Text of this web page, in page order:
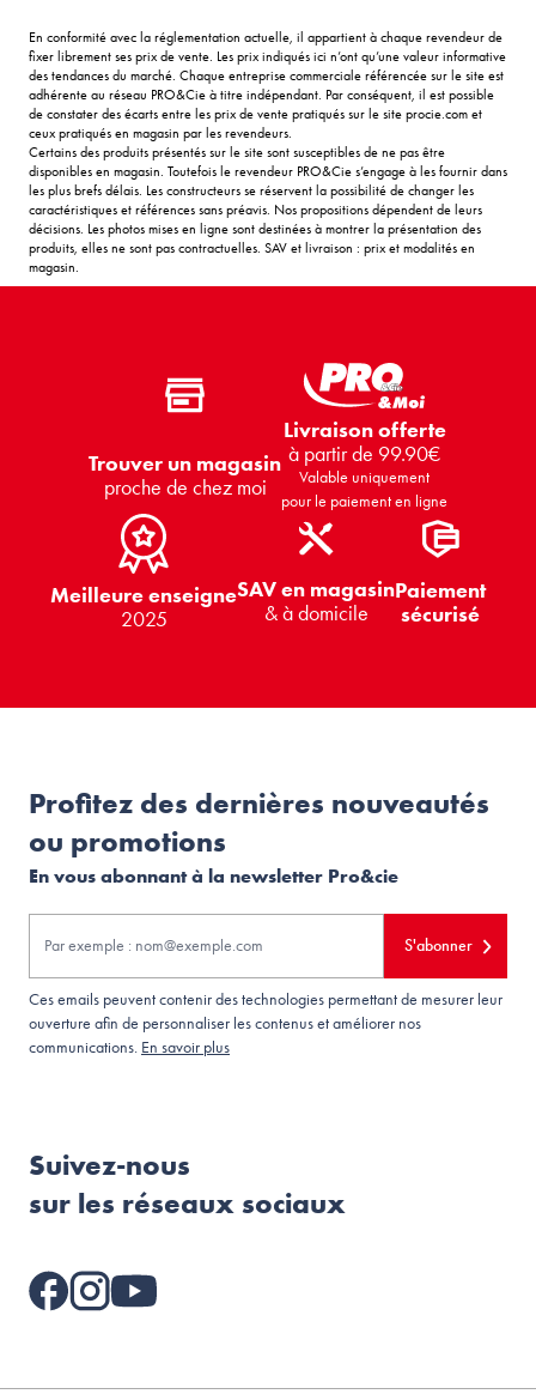
En conformité avec la réglementation actuelle, il appartient à chaque revendeur de
fixer librement ses prix de vente. Les prix indiqués ici n’ont qu’une valeur informative
des tendances du marché. Chaque entreprise commerciale référencée sur le site est
adhérente au réseau PRO&Cie à titre indépendant. Par conséquent, il est possible
de constater des écarts entre les prix de vente pratiqués sur le site procie.com et
ceux pratiqués en magasin par les revendeurs.
Certains des produits présentés sur le site sont susceptibles de ne pas être
disponibles en magasin. Toutefois le revendeur PRO&Cie s’engage à les fournir dans
les plus brefs délais. Les constructeurs se réservent la possibilité de changer les
caractéristiques et références sans préavis. Nos propositions dépendent de leurs
décisions. Les photos mises en ligne sont destinées à montrer la présentation des
produits, elles ne sont pas contractuelles. SAV et livraison : prix et modalités en
magasin.
Trouver un magasin
proche de chez moi
Livraison offerte
à partir de 99.90€
Valable uniquement
pour le paiement en ligne
Meilleure enseigne
2025
SAV en magasin
& à domicile
Paiement
sécurisé
Profitez des dernières nouveautés
ou promotions
En vous abonnant à la newsletter Pro&cie
S'abonner
Ces emails peuvent contenir des technologies permettant de mesurer leur
ouverture afin de personnaliser les contenus et améliorer nos
communications. En savoir plus
Suivez-nous
sur les réseaux sociaux